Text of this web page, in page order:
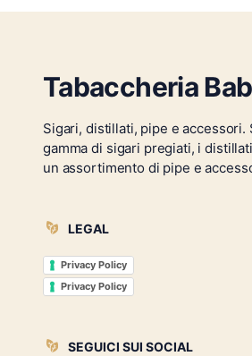
Tabaccheria
Sigari, distillati, pipe e accessori.
gamma di sigari pregiati, i
un assortimento di pipe e
LEGAL
Privacy Policy
Privacy Policy
SEGUICI SUI SOCIAL